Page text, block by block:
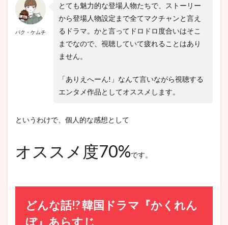
パク・ケムチ
とても魅力的な登場人物たちで、ストーリー
から登場人物設定まで全てマクチャンと言え
るドラマ。かと言ってドロドロ度合いはそこ
までなので、視聴していて疲れることはあり
ません。
「ありえへーん!」なんて言いながら視聴する
エンタメ作品としてオススメします。
というわけで、個人的な感想として
オススメ度70%です。
どんな話!? 韓国ドラマ『かくれん
ぼ』あらすじ